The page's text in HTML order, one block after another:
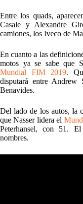
Entre los quads,
Casale y Alexandre
camiones, los Iveco de
En cuanto a las
motos ya se sabe que
Mundial FIM 2019.
disputará entre
Benavides.
Del lado de los autos, la
que Nasser lidera el
Peterhansel, con 51.
nombres.